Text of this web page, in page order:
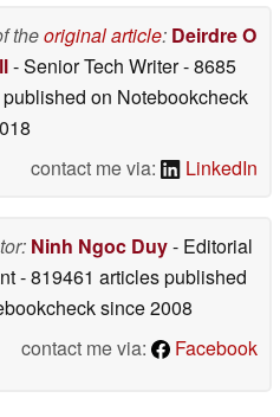
theoriginal article: Deirdre O
- Senior Tech Writer- 8685
on Notebookcheck
contact me via:
LinkedIn
Ninh Ngoc Duy- Editorial
- 819461 articles published
since 2008
contact me via:
Facebook